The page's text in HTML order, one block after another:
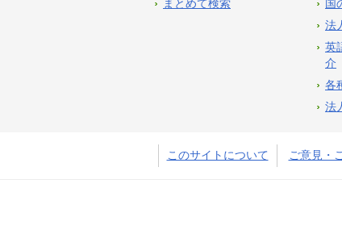
まとめて検索
国
法
英
介
各
法
このサイトについて ご意見・